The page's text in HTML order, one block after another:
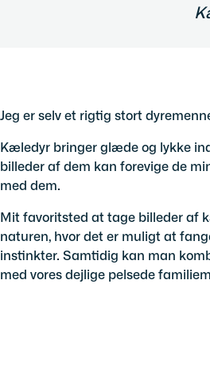
Jeg er selv et rigtig stort
Kæledyr bringer glæde og lykke
billeder af dem kan forevige de
med dem.
Mit favoritsted at tage billeder af
naturen, hvor det er muligt at
instinkter. Samtidig kan man
med vores dejlige pelsede